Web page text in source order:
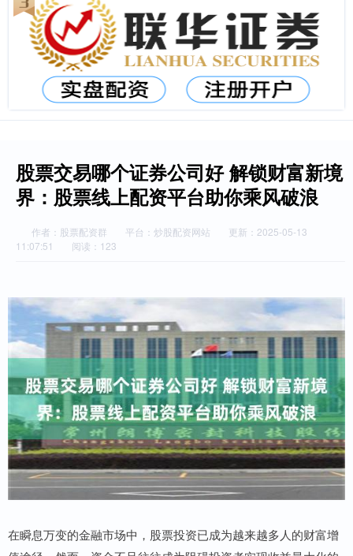
股票交易哪个证券公司好 解锁财富新境
界：股票线上配资平台助你乘风破浪
作者：股票配资群 平台：炒股配资网站
更新：2025-05-13
11:07:51
阅读：123
在瞬息万变的金融市场中，股票投资已成为越来越多人的财富增